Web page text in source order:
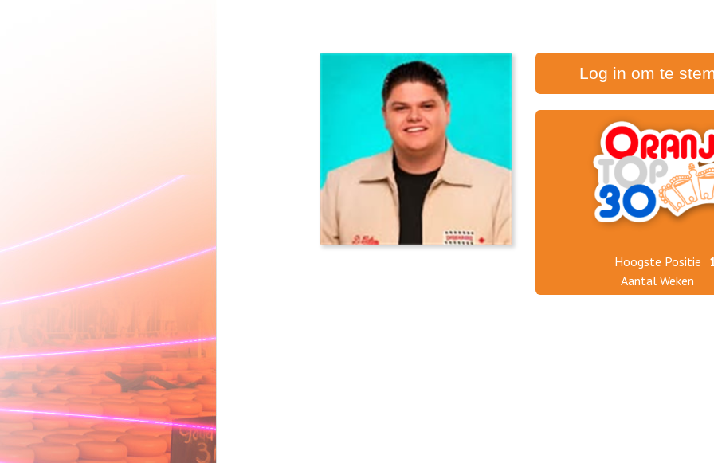
Log in om te
Hoogste Positie
Aantal Weken